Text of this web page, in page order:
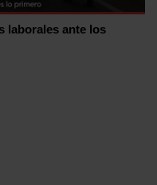
laborales ante los